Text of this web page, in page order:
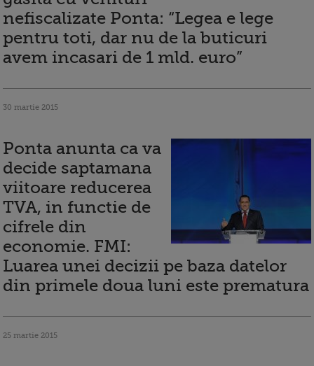
nefiscalizate Ponta: “Legea e lege
pentru toti, dar nu de la buticuri
avem incasari de 1 mld. euro”
30 martie 2015
Ponta anunta ca va
decide saptamana
viitoare reducerea
TVA, in functie de
cifrele din
economie. FMI:
Luarea unei decizii pe baza datelor
din primele doua luni este prematura
25 martie 2015